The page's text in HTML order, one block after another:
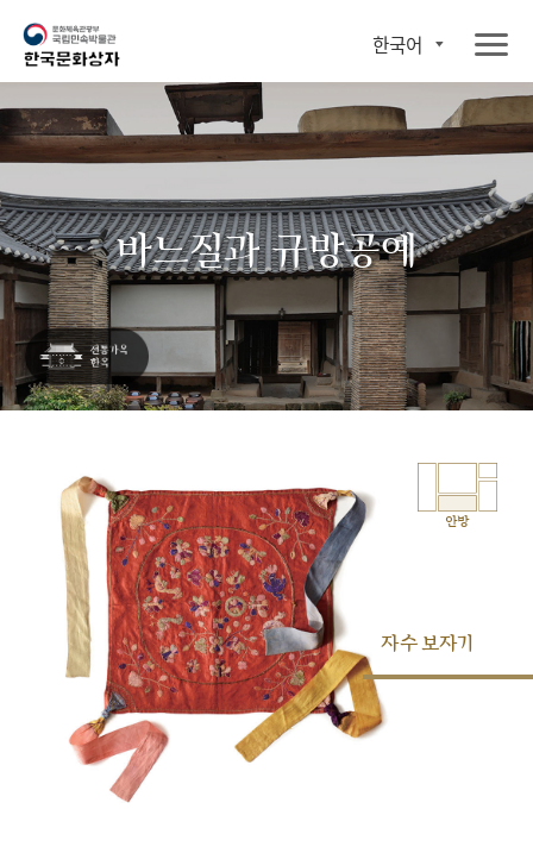
한국어
바느질과 규방공예
안방
자수 보자기